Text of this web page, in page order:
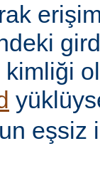
eşsiz